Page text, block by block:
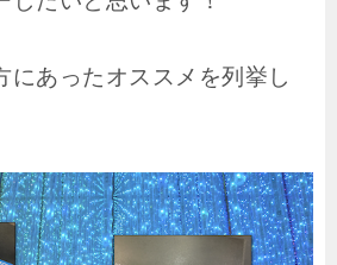
にあったオススメを列挙し